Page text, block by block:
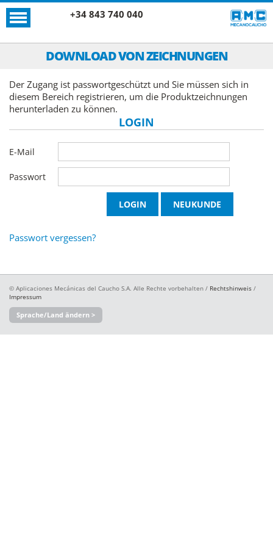
+34 843 740 040
DOWNLOAD VON ZEICHNUNGEN
Der Zugang ist passwortgeschützt und Sie müssen sich in
diesem Bereich registrieren, um die Produktzeichnungen
herunterladen zu können.
LOGIN
E-Mail
Passwort
Passwort vergessen?
© Aplicaciones Mecánicas del Caucho S.A. Alle Rechte vorbehalten / Rechtshinweis /
Impressum
Sprache/Land ändern >